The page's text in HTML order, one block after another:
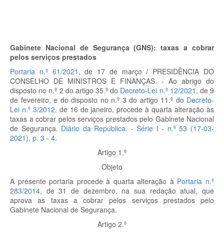
Gabinete Nacional de Segurança (GNS): taxas a cobrar
pelos serviços prestados
Portaria n.º 61/2021 , de 17 de março / PRESIDÊNCIA DO
CONSELHO DE MINISTROS E FINANÇAS. - Ao abrigo do
disposto no n.º 2 do artigo 35.º do Decreto-Lei n.º 12/2021 , de 9
de fevereiro, e do disposto no n.º 3 do artigo 11.º do Decreto-
Lei n.º 3/2012, de 16 de janeiro, procede à quarta alteração às
taxas a cobrar pelos serviços prestados pelo Gabinete Nacional
de Segurança. Diário da República. - Série I - n.º 53 (17-03-
2021), p. 3 - 4.
Artigo 1.º
Objeto
A presente portaria procede à quarta alteração à Portaria n.º
283/2014, de 31 de dezembro, na sua redação atual, que
aprova as taxas a cobrar pelos serviços prestados pelo
Gabinete Nacional de Segurança.
Artigo 2.º